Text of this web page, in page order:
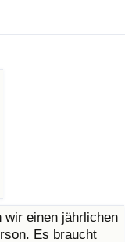
wir einen jährlichen
Es braucht